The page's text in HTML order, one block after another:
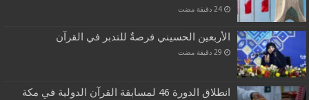
‏24 دقيقة مضت
الأربعين الحسيني فرصةٌ للتدبر في القرآن
انطلاق الدورة 46 لمسابقة القرآن الدولية في مكة